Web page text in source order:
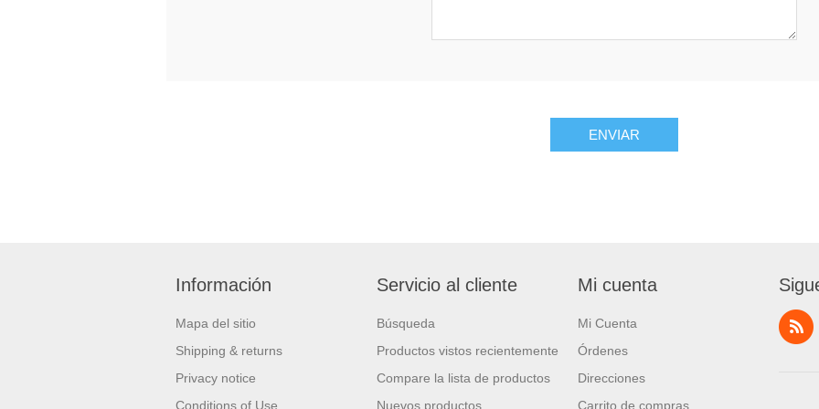
ENVIAR
Información
Mapa del sitio
Shipping & returns
Privacy notice
Conditions of Use
Servicio al cliente
Búsqueda
Productos vistos recientemente
Compare la lista de productos
Nuevos productos
Mi cuenta
Mi Cuenta
Órdenes
Direcciones
Carrito de compras